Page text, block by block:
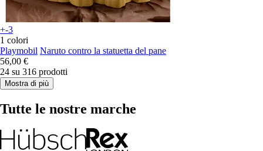
+-3
1 colori
Playmobil Naruto contro la statuetta del pane
56,00 €
24 su 316 prodotti
Mostra di più
Tutte le nostre marche